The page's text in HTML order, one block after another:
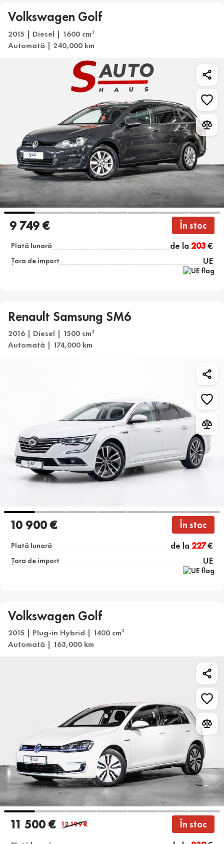
Volkswagen Golf
2015 | Diesel | 1600 cm3
Automată | 240,000 km
9 749 € În stoc
Plată lunară de la203€
Țara de import UE
Renault Samsung SM6
2016 | Diesel | 1500 cm3
Automată | 174,000 km
10 900 € În stoc
Plată lunară de la227€
Țara de import UE
Volkswagen Golf
2015 | Plug-in Hybrid | 1400 cm3
Automată | 163,000 km
11 500 € 12 199€ În stoc